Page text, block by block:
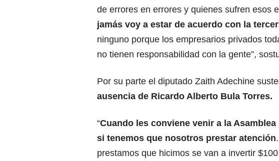
de errores en errores y quienes sufren esos
jamás voy a estar de acuerdo con la
ninguno porque los empresarios privados
no tienen responsabilidad con la gente”,
Por su parte el diputado Zaith Adechine
ausencia de Ricardo Alberto Bula Torres.
“Cuando les conviene venir a la
si tenemos que nosotros prestar atención
prestamos que hicimos se van a invertir